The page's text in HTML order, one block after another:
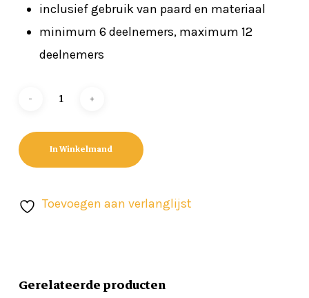
inclusief gebruik van paard en materiaal
minimum 6 deelnemers, maximum 12
deelnemers
In Winkelmand
Toevoegen aan verlanglijst
Gerelateerde producten